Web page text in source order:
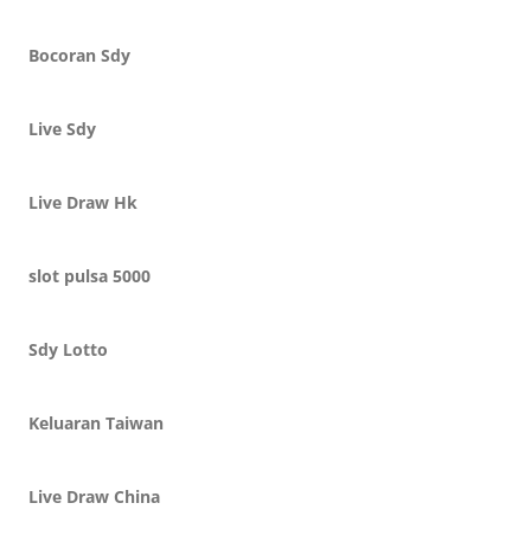
Bocoran Sdy
Live Sdy
Live Draw Hk
slot pulsa 5000
Sdy Lotto
Keluaran Taiwan
Live Draw China